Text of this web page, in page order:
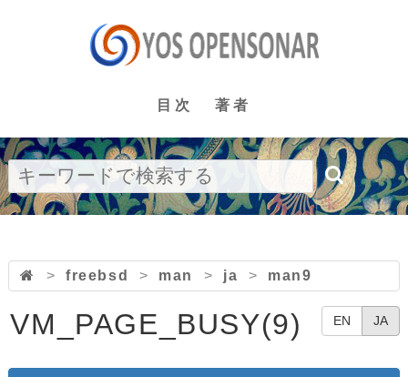
目次 著者
> freebsd > man > ja > man9
EN JA
VM_PAGE_BUSY(9)